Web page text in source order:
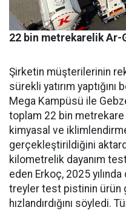
22 bin metrekarelik Ar-
Şirketin müşterilerinin
sü­rekli yatırım
Mega Kampü­sü ile
toplam 22 bin metreka­re
kimyasal ve
gerçekleştirildiğini
kilometrelik dayanım
eden Er­koç, 2025 yılında
treyler test pisti­nin ürün
hızlandırdığını söyledi.